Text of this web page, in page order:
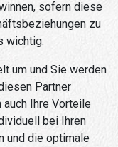
sofern diese
zu
wichtig.
um und Sie werden
Partner
auch Ihre Vorteile
bei Ihren
und die optimale